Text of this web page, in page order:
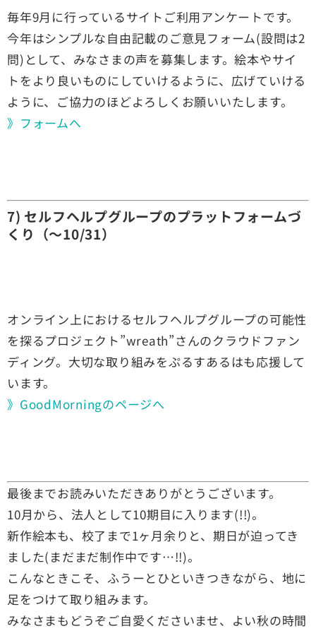
毎年9月に行っているサイトご利用アンケートです。
今年はシンプルな自由記載のご意見フォーム(設問は2
問)として、みなさまの声を募集します。絵本やサイ
トをより良いものにしていけるように、広げていける
ように、ご協力のほどよろしくお願いいたします。
》フォームへ
7) セルフヘルプグループのプラットフォームづ
くり（〜10/31）
オンライン上におけるセルフヘルプグループの可能性
を探るプロジェクト”wreath”さんのクラウドファン
ディング。大切な取り組みをぷるすあるはも応援して
います。
》GoodMorningのページへ
最後までお読みいただきありがとうございます。
10月から、法人として10期目に入ります(!!)。
新作絵本も、校了まで1ヶ月余りと、期日が迫ってき
ました(まだまだ制作中です…!!)。
こんなときこそ、ふうーとひといきつきながら、地に
足をつけて取り組みます。
みなさまもどうぞご自愛くださいませ、よい秋の時間